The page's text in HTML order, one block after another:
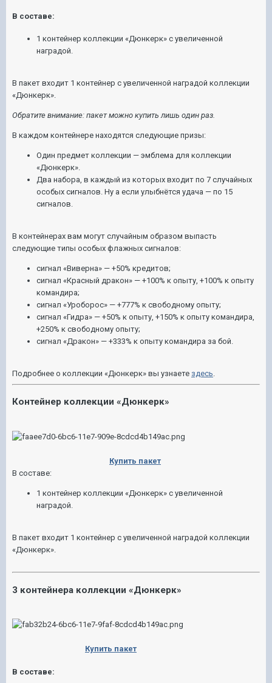
В составе:
1 контейнер коллекции «Дюнкерк» с увеличенной
наградой.
В пакет входит 1 контейнер с увеличенной наградой коллекции
«Дюнкерк».
Обратите внимание: пакет можно купить лишь один раз.
В каждом контейнере находятся следующие призы:
Один предмет коллекции — эмблема для коллекции
«Дюнкерк».
Два набора, в каждый из которых входит по 7 случайных
особых сигналов. Ну а если улыбнётся удача — по 15
сигналов.
В контейнерах вам могут случайным образом выпасть
следующие типы особых флажных сигналов:
сигнал «Виверна» — +50% кредитов;
сигнал «Красный дракон» — +100% к опыту, +100% к опыту
командира;
сигнал «Уроборос» — +777% к свободному опыту;
сигнал «Гидра» — +50% к опыту, +150% к опыту командира,
+250% к свободному опыту;
сигнал «Дракон» — +333% к опыту командира за бой.
Подробнее о коллекции «Дюнкерк» вы узнаете здесь.
Контейнер коллекции «Дюнкерк»
Купить пакет
В составе:
1 контейнер коллекции «Дюнкерк» с увеличенной
наградой.
В пакет входит 1 контейнер с увеличенной наградой коллекции
«Дюнкерк».
3 контейнера коллекции «Дюнкерк»
Купить пакет
В составе: